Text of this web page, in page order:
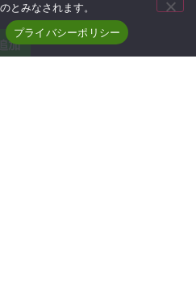
とみなされます。
プライバシーポリシー